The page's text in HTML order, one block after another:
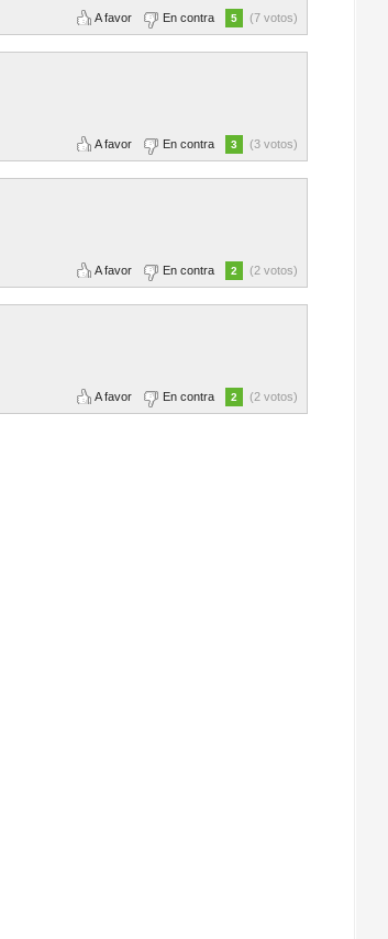
A favor En contra 5 (7 votos)
A favor En contra 3 (3 votos)
A favor En contra 2 (2 votos)
A favor En contra 2 (2 votos)